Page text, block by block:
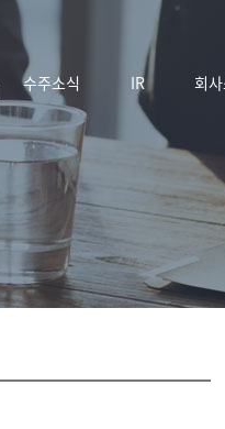
수주소식 IR 회